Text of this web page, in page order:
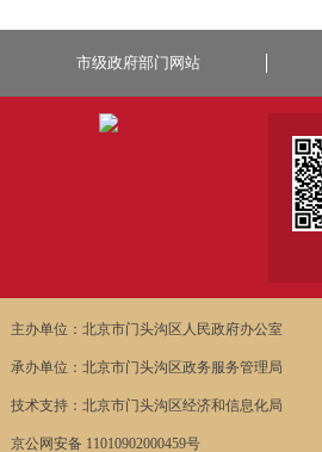
市级政府部门网站
主办单位：北京市门头沟区人民政府办公室
承办单位：北京市门头沟区政务服务管理局
技术支持：北京市门头沟区经济和信息化局
京公网安备 11010902000459号